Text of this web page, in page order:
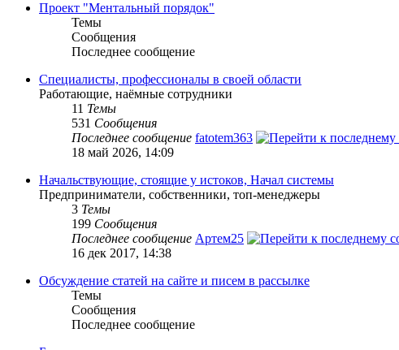
Проект "Ментальный порядок"
Темы
Сообщения
Последнее сообщение
Специалисты, профессионалы в своей области
Работающие, наёмные сотрудники
11 Темы
531 Сообщения
Последнее сообщение fatotem363
18 май 2026, 14:09
Начальствующие, стоящие у истоков, Начал системы
Предприниматели, собственники, топ-менеджеры
3 Темы
199 Сообщения
Последнее сообщение Артем25
16 дек 2017, 14:38
Обсуждение статей на сайте и писем в рассылке
Темы
Сообщения
Последнее сообщение